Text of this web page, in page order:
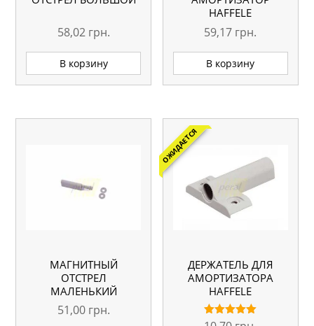
58,02 грн.
В корзину
HAFFELE
59,17 грн.
В корзину
МАГНИТНЫЙ
ОТСТРЕЛ
МАЛЕНЬКИЙ
51,00 грн.
ОЖИДАЕТСЯ
ДЕРЖАТЕЛЬ ДЛЯ
АМОРТИЗАТОРА
HAFFELE
Оценка